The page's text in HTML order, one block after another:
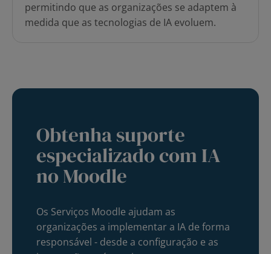
permitindo que as organizações se adaptem à
medida que as tecnologias de IA evoluem.
Obtenha suporte
especializado com IA
no Moodle
Os Serviços Moodle ajudam as
organizações a implementar a IA de forma
responsável - desde a configuração e as